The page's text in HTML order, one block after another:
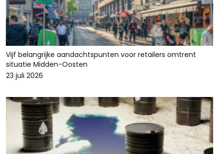
Vijf belangrijke aandachtspunten voor retailers omtrent
situatie Midden-Oosten
23 juli 2026